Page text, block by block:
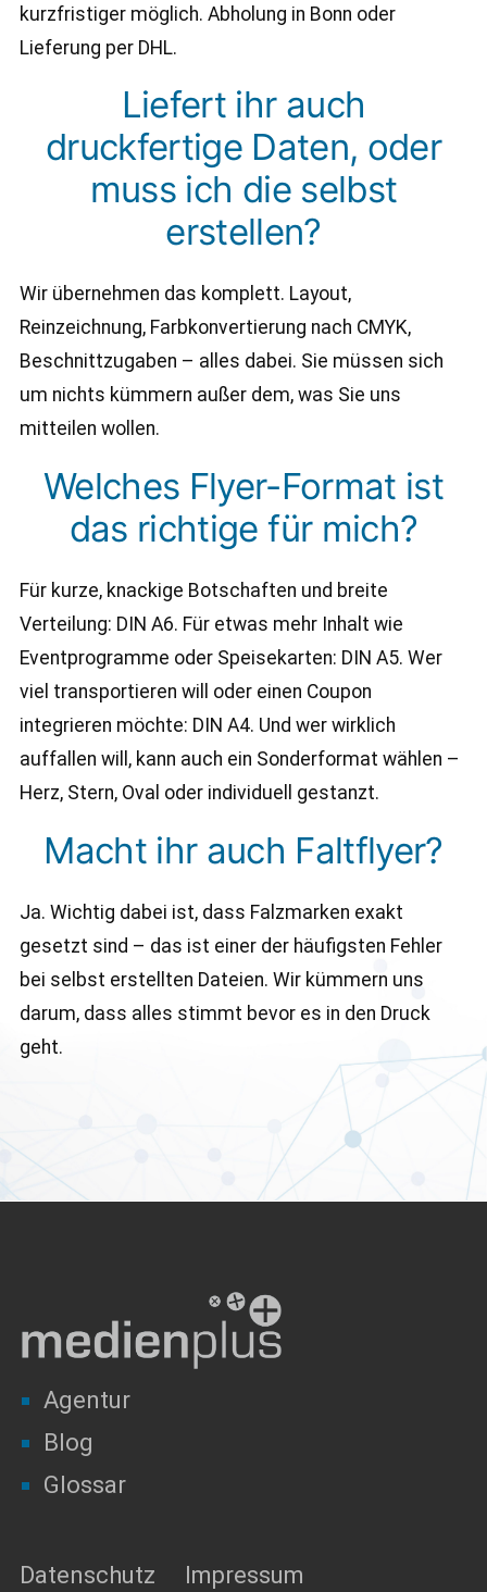
kurzfristiger möglich. Abholung in Bonn oder
Lieferung per DHL.
Liefert ihr auch
druckfertige Daten, oder
muss ich die selbst
erstellen?
Wir übernehmen das komplett. Layout,
Reinzeichnung, Farbkonvertierung nach CMYK,
Beschnittzugaben – alles dabei. Sie müssen sich
um nichts kümmern außer dem, was Sie uns
mitteilen wollen.
Welches Flyer-Format ist
das richtige für mich?
Für kurze, knackige Botschaften und breite
Verteilung: DIN A6. Für etwas mehr Inhalt wie
Eventprogramme oder Speisekarten: DIN A5. Wer
viel transportieren will oder einen Coupon
integrieren möchte: DIN A4. Und wer wirklich
auffallen will, kann auch ein Sonderformat wählen –
Herz, Stern, Oval oder individuell gestanzt.
Macht ihr auch Faltflyer?
Ja. Wichtig dabei ist, dass Falzmarken exakt
gesetzt sind – das ist einer der häufigsten Fehler
bei selbst erstellten Dateien. Wir kümmern uns
darum, dass alles stimmt bevor es in den Druck
geht.
Agentur
Blog
Glossar
Datenschutz Impressum